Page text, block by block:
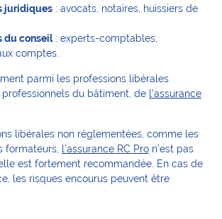
juridiques : avocats, notaires, huissiers de
du conseil: experts-comptables,
comptes.
parmi les professions libérales
du bâtiment, de l’assurance
libérales non réglementées, comme les
formateurs, l’assurance RC Pro n’est pas
est fortement recommandée. En cas de
les risques encourus peuvent être